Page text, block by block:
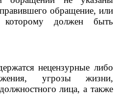
обращение, или
должен быть
нецензурные либо
угрозы жизни,
лица, а также